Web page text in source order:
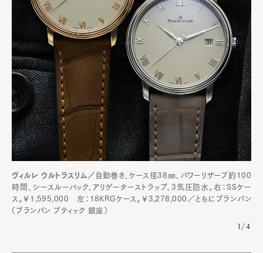
Pen Membership
Magazine
Official Columnist
About
Contact
Pen Meet
Pen international Pen tw
ヴィルレ ウルトラスリム／ 自動巻き、ケース径38㎜、パワーリザーブ約100
時間、シースルーバック、アリゲーターストラップ、3気圧防水。右：SSケー
ス。￥1,595,000 左：18KRGケース。￥3,278,000／ともにブランパン
（ブランパン ブティック 銀座）
1/4